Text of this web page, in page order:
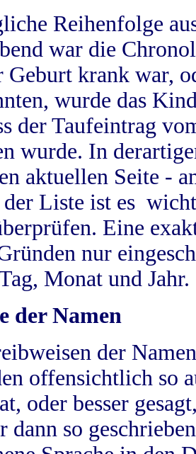
Reihenfolge
war die
Geburt krank war,
wurde das
der Taufeintrag
wurde. In
aktuellen Seite -
Liste ist es
Eine
nur
Monat und Jahr.
der Namen
der
offensichtlich so
oder besser
dann so